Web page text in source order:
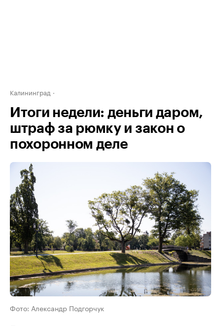
Калининград
Итоги недели: деньги даром,
штраф за рюмку и закон о
похоронном деле
Фото: Александр Подгорчук